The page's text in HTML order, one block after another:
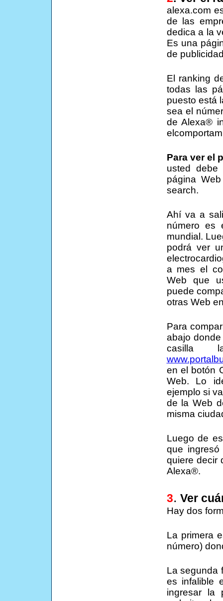
alexa.com
de las
dedica a la
Es una
de
El ranking
todas las
puesto está
sea el
de Alexa®
Para ver el
usted
página
search.
Ahí va a
número es
mundial.
podrá ver
a mes el
Web que
puede
otras Web
Para
abajo
casilla
en el botón
Web. Lo
ejemplo si
de la Web
misma
Luego de
que
quiere decir
Alexa®.
3. Ver
Hay dos
La primera
número)
La segunda
es infalible
ingresar la